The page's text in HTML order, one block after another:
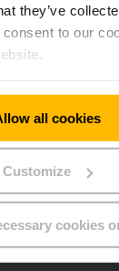
they’ve
to our
all cookies
Customize
cookies